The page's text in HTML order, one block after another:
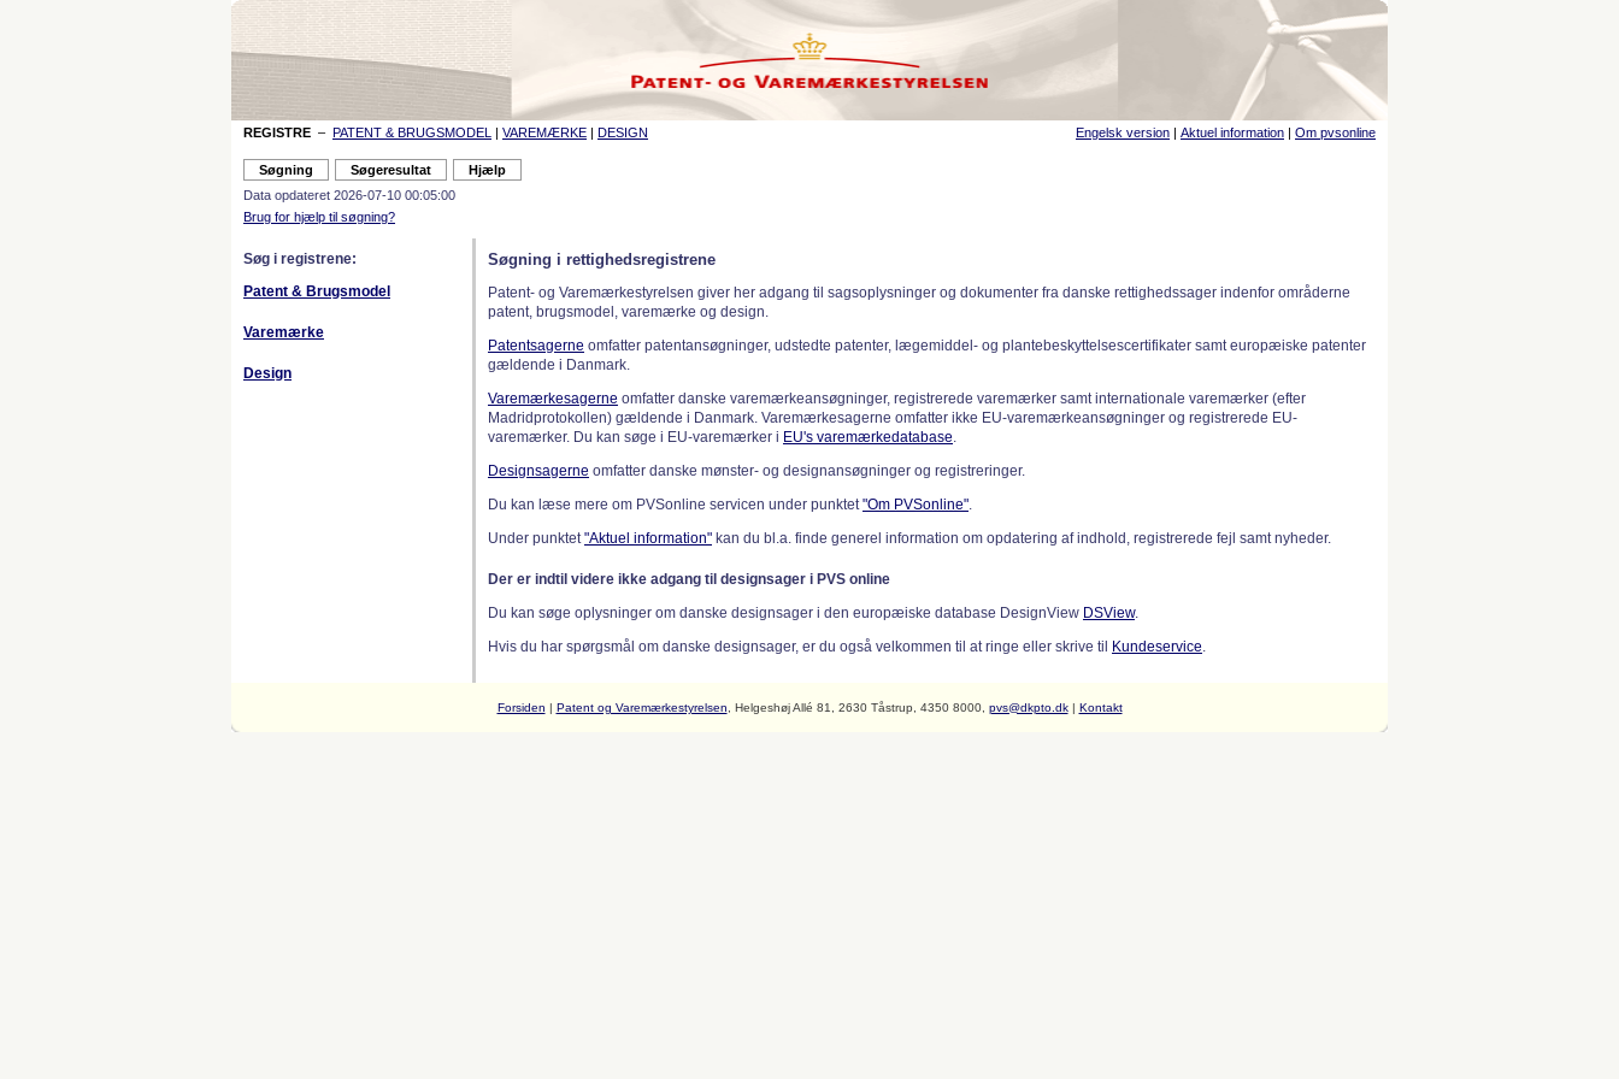
REGISTRE – PATENT & BRUGSMODEL | VAREMÆRKE | DESIGN Engelsk version | Aktuel information | Om pvsonline
Data opdateret 2026-07-10 00:05:00
Brug for hjælp til søgning?
Søg i registrene:
Patent & Brugsmodel
Varemærke
Design
Søgning i rettighedsregistrene
Patent- og Varemærkestyrelsen giver her adgang til sagsoplysninger og dokumenter fra danske rettighedssager indenfor områderne
patent, brugsmodel, varemærke og design.
Patentsagerne omfatter patentansøgninger, udstedte patenter, lægemiddel- og plantebeskyttelsescertifikater samt europæiske patenter
gældende i Danmark.
Varemærkesagerne omfatter danske varemærkeansøgninger, registrerede varemærker samt internationale varemærker (efter
Madridprotokollen) gældende i Danmark. Varemærkesagerne omfatter ikke EU-varemærkeansøgninger og registrerede EU-
varemærker. Du kan søge i EU-varemærker i EU's varemærkedatabase.
Designsagerne omfatter danske mønster- og designansøgninger og registreringer.
Du kan læse mere om PVSonline servicen under punktet"Om PVSonline".
Under punktet"Aktuel information" kan du bl.a. finde generel information om opdatering af indhold, registrerede fejl samt nyheder.
Der er indtil videre ikke adgang til designsager i PVS online
Du kan søge oplysninger om danske designsager i den europæiske database DesignView DSView.
Hvis du har spørgsmål om danske designsager, er du også velkommen til at ringe eller skrive til
Kundeservice.
Forsiden | Patent og Varemærkestyrelsen , Helgeshøj Allé 81, 2630 Tåstrup, 4350 8000, pvs@dkpto.dk| Kontakt